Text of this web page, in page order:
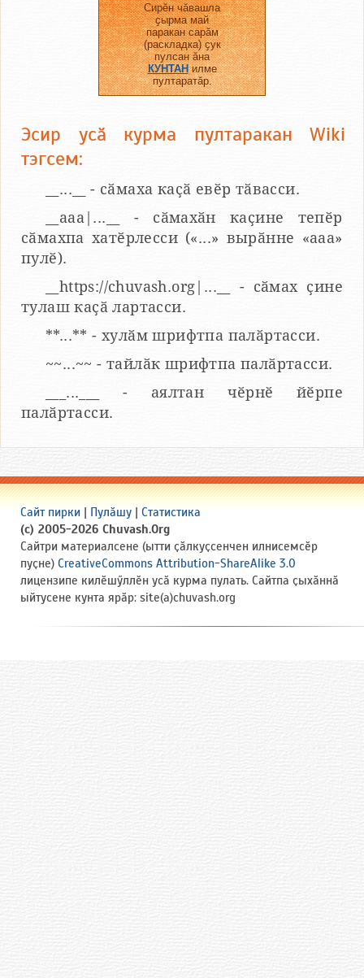
Сирӗн чӑвашла
ҫырма май
паракан сарӑм
(раскладка) ҫук
пулсан ӑна
КУНТАНилме
пултаратӑр.
Эсир усӑ курма пултаракан Wiki
тэгсем:
__...__ - сӑмаха каҫӑ евӗр тӑвасси.
__aaa|...__ - сӑмахӑн каҫине тепӗр
сӑмахпа хатӗрлесси («...» вырӑнне «ааа»
пулӗ).
__https://chuvash.org|...__ - сӑмах ҫине
тулаш каҫӑ лартасси.
**...** - хулӑм шрифтпа палӑртасси.
~~...~~ - тайлӑк шрифтпа палӑртасси.
___...___ - аялтан чӗрнӗ йӗрпе
палӑртасси.
Сайт пирки | Пулӑшу | Статистика
(c) 2005-2026 Chuvash.Org
Сайтри материалсене (ытти ҫӑлкуҫсенчен илнисемсӗр
пуҫне) CreativeCommons Attribution-ShareAlike 3.0
лицензипе килӗшӳллӗн усӑ курма пулать. Сайтпа ҫыхӑннӑ
ыйтусене кунта ярӑр: site(a)chuvash.org